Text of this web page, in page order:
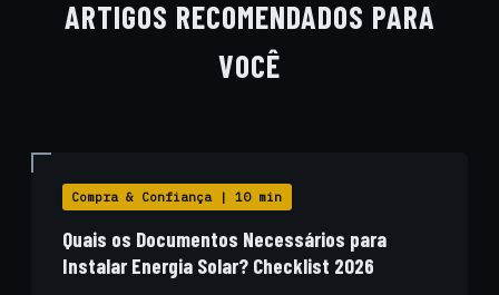
ARTIGOS RECOMENDADOS PARA
VOCÊ
Compra & Confiança | 10 min
Quais os Documentos Necessários para
Instalar Energia Solar? Checklist 2026